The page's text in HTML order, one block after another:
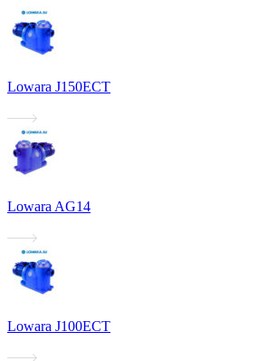
Lowara J150ECT
Lowara AG14
Lowara J100ECT